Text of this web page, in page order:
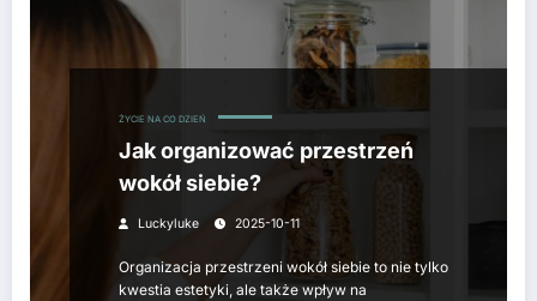
ŻYCIE NA CO DZIEŃ
Jak organizować przestrzeń
wokół siebie?
Luckyluke 2025-10-11
Organizacja przestrzeni wokół siebie to nie tylko
kwestia estetyki, ale także wpływ na